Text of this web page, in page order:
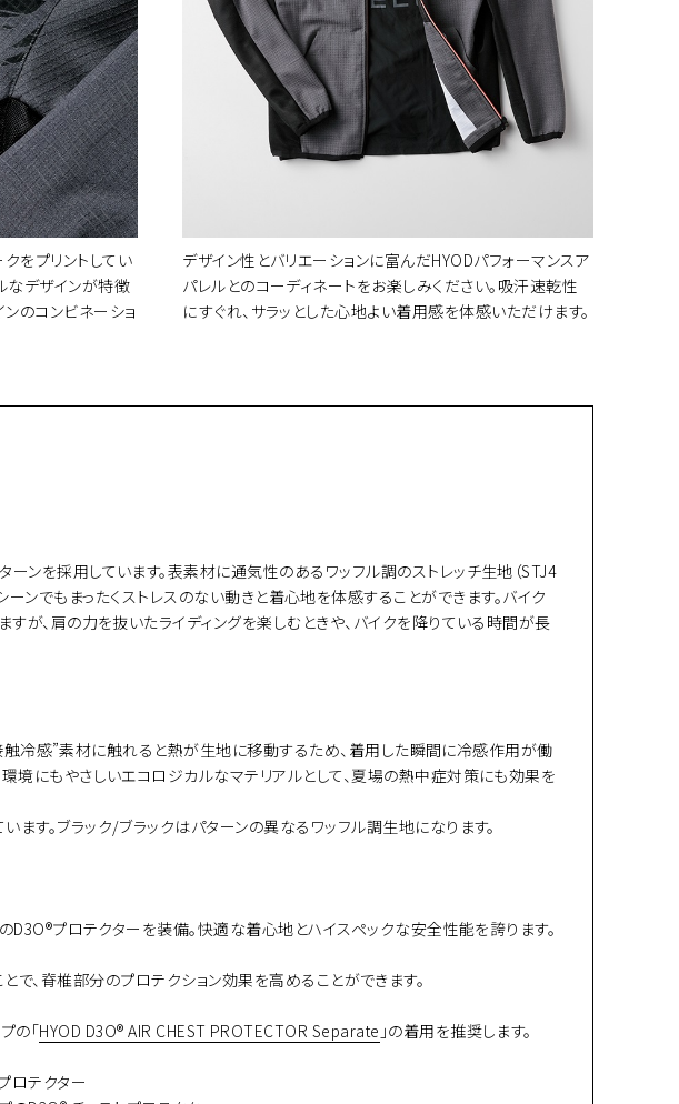
をプリントしてい
なデザインが特徴
ンのコンビネーショ
デザイン性とバリエーションに富んだHYODパフォーマンスア
パレルとのコーディネートをお楽しみください。吸汗速乾性
にすぐれ、サラッとした心地よい着用感を体感いただけます。
ンを採用しています。表素材に通気性のあるワッフル調のストレッチ生地（STJ4
ーンでもまったくストレスのない動きと着心地を体感することができます。バイク
が、肩の力を抜いたライディングを楽しむときや、バイクを降りている時間が長
触冷感”素材に触れると熱が生地に移動するため、着用した瞬間に冷感作用が働
境にもやさしいエコロジカルなマテリアルとして、夏場の熱中症対策にも効果を
す。ブラック/ブラックはパターンの異なるワッフル調生地になります。
プロテクターを装備。快適な着心地とハイスペックな安全性能を誇ります。
で、脊椎部分のプロテクション効果を高めることができます。
の「HYOD D3O® AIR CHEST PROTECTOR Separate 」の着用を推奨します。
ロテクター